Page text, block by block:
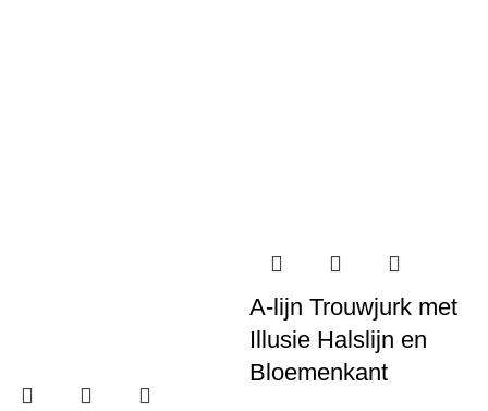
A-lijn Trouwjurk met
Illusie Halslijn en
Bloemenkant